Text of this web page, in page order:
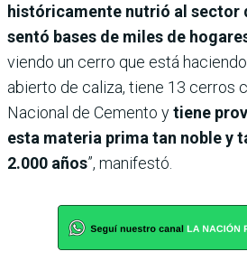
históricamente nutrió al sector
sentó bases de miles de
viendo un cerro que está
abierto de caliza, tiene 13 cerros
Nacional de Cemento ytiene
esta materia prima tan noble y
2.000 años”, manifestó.